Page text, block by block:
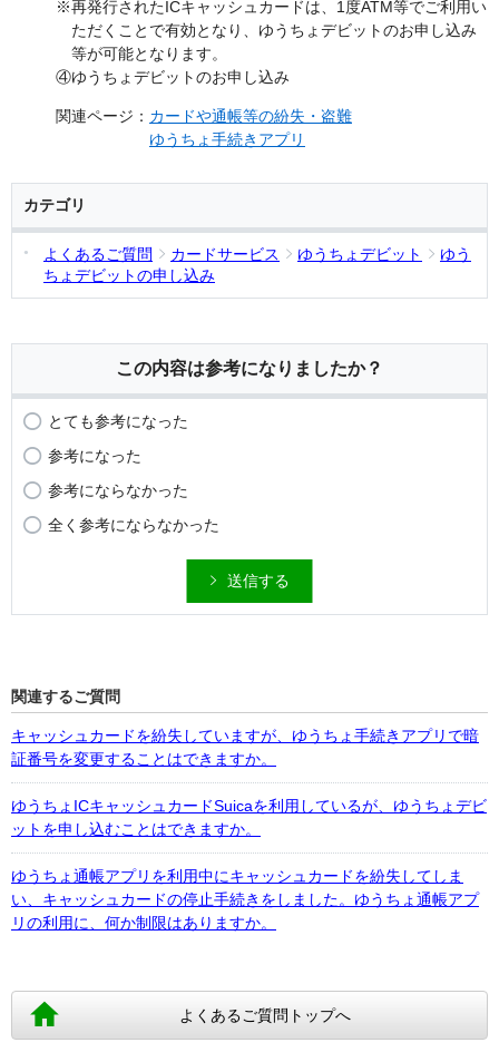
※再発行されたICキャッシュカードは、1度ATM等でご利用い
ただくことで有効となり、ゆうちょデビットのお申し込み
等が可能となります。
④ゆうちょデビットのお申し込み
関連ページ： カードや通帳等の紛失・盗難
ゆうちょ手続きアプリ
カテゴリ
よくあるご質問 カードサービス ゆうちょデビット
ゆう
ちょデビットの申し込み
この内容は参考になりましたか？
とても参考になった
参考になった
参考にならなかった
全く参考にならなかった
送信する
関連するご質問
キャッシュカードを紛失していますが、ゆうちょ手続きアプリで暗
証番号を変更することはできますか。
ゆうちょICキャッシュカードSuicaを利用しているが、ゆうちょデビ
ットを申し込むことはできますか。
ゆうちょ通帳アプリを利用中にキャッシュカードを紛失してしま
い、キャッシュカードの停止手続きをしました。ゆうちょ通帳アプ
リの利用に、何か制限はありますか。
よくあるご質問トップへ